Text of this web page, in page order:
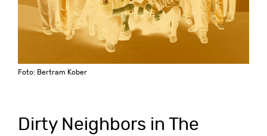
Foto: Bertram Kober
Dirty Neighbors in The